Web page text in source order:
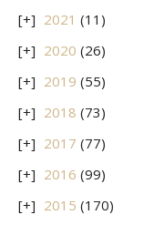
2021 (11)
2020 (26)
2019 (55)
2018 (73)
2017 (77)
2016 (99)
2015 (170)